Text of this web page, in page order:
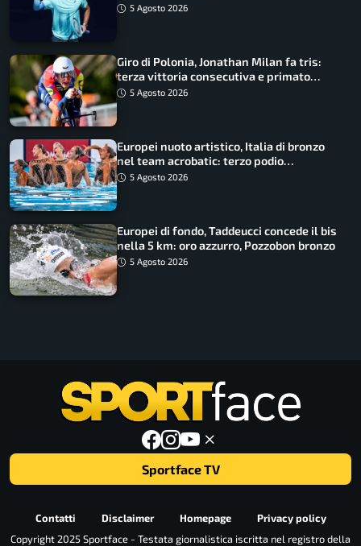
5 Agosto 2026
Giro di Polonia, Jonathan Milan fa tris:
terza vittoria consecutiva e primato
rafforzato
5 Agosto 2026
Europei nuoto artistico, Italia di bronzo
nel team acrobatic: terzo podio
consecutivo
5 Agosto 2026
Europei di fondo, Taddeucci concede il bis
nella 5 km: oro azzurro, Pozzobon bronzo
5 Agosto 2026
Sportface TV
Contatti Disclaimer Homepage
Privacy policy
Copyright 2025 Sportface - Testata giornalistica iscritta nel registro della